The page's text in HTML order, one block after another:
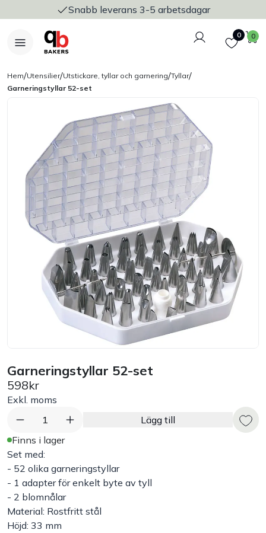
Snabb leverans 3-5 arbetsdagar
Logga in
Favoriter
0 0
Bakers Pureline
Bageriplåtar & bakformar
Stickvagnar & transport
Utensilier
Råvaruhantering & lagring
Exponering & servering
Städutrustning
Arbetskläder
Plåtbyte
Monin
Hem/Utensilier/Utstickare, tyllar och garnering/Tyllar/
Garneringstyllar 52-set
Garneringstyllar 52-set
598kr
Exkl. moms
1
Lägg till
Finns i lager
Set med:
- 52 olika garneringstyllar
- 1 adapter för enkelt byte av tyll
- 2 blomnålar
Material: Rostfritt stål
Höjd: 33 mm